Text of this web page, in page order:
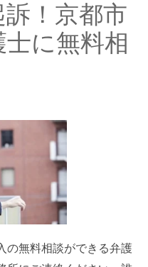
！京都市
に無料相
の無料相談ができる弁護